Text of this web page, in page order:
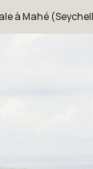
à Mahé